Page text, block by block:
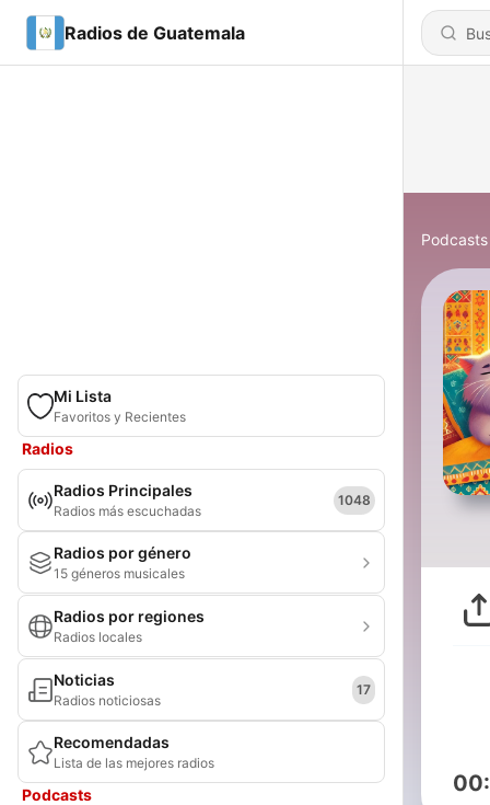
Radios de Guatemala
Mi Lista
Favoritos y Recientes
Radios
Radios Principales
Radios más escuchadas
1048
Radios por género
15 géneros musicales
Radios por regiones
Radios locales
Noticias
Radios noticiosas
17
Recomendadas
Lista de las mejores radios
Podcasts
Podcasts